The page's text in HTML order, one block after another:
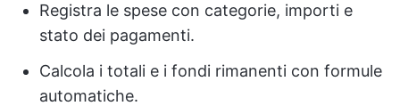
Registra le spese con categorie, importi e
stato dei pagamenti.
Calcola i totali e i fondi rimanenti con formule
automatiche.